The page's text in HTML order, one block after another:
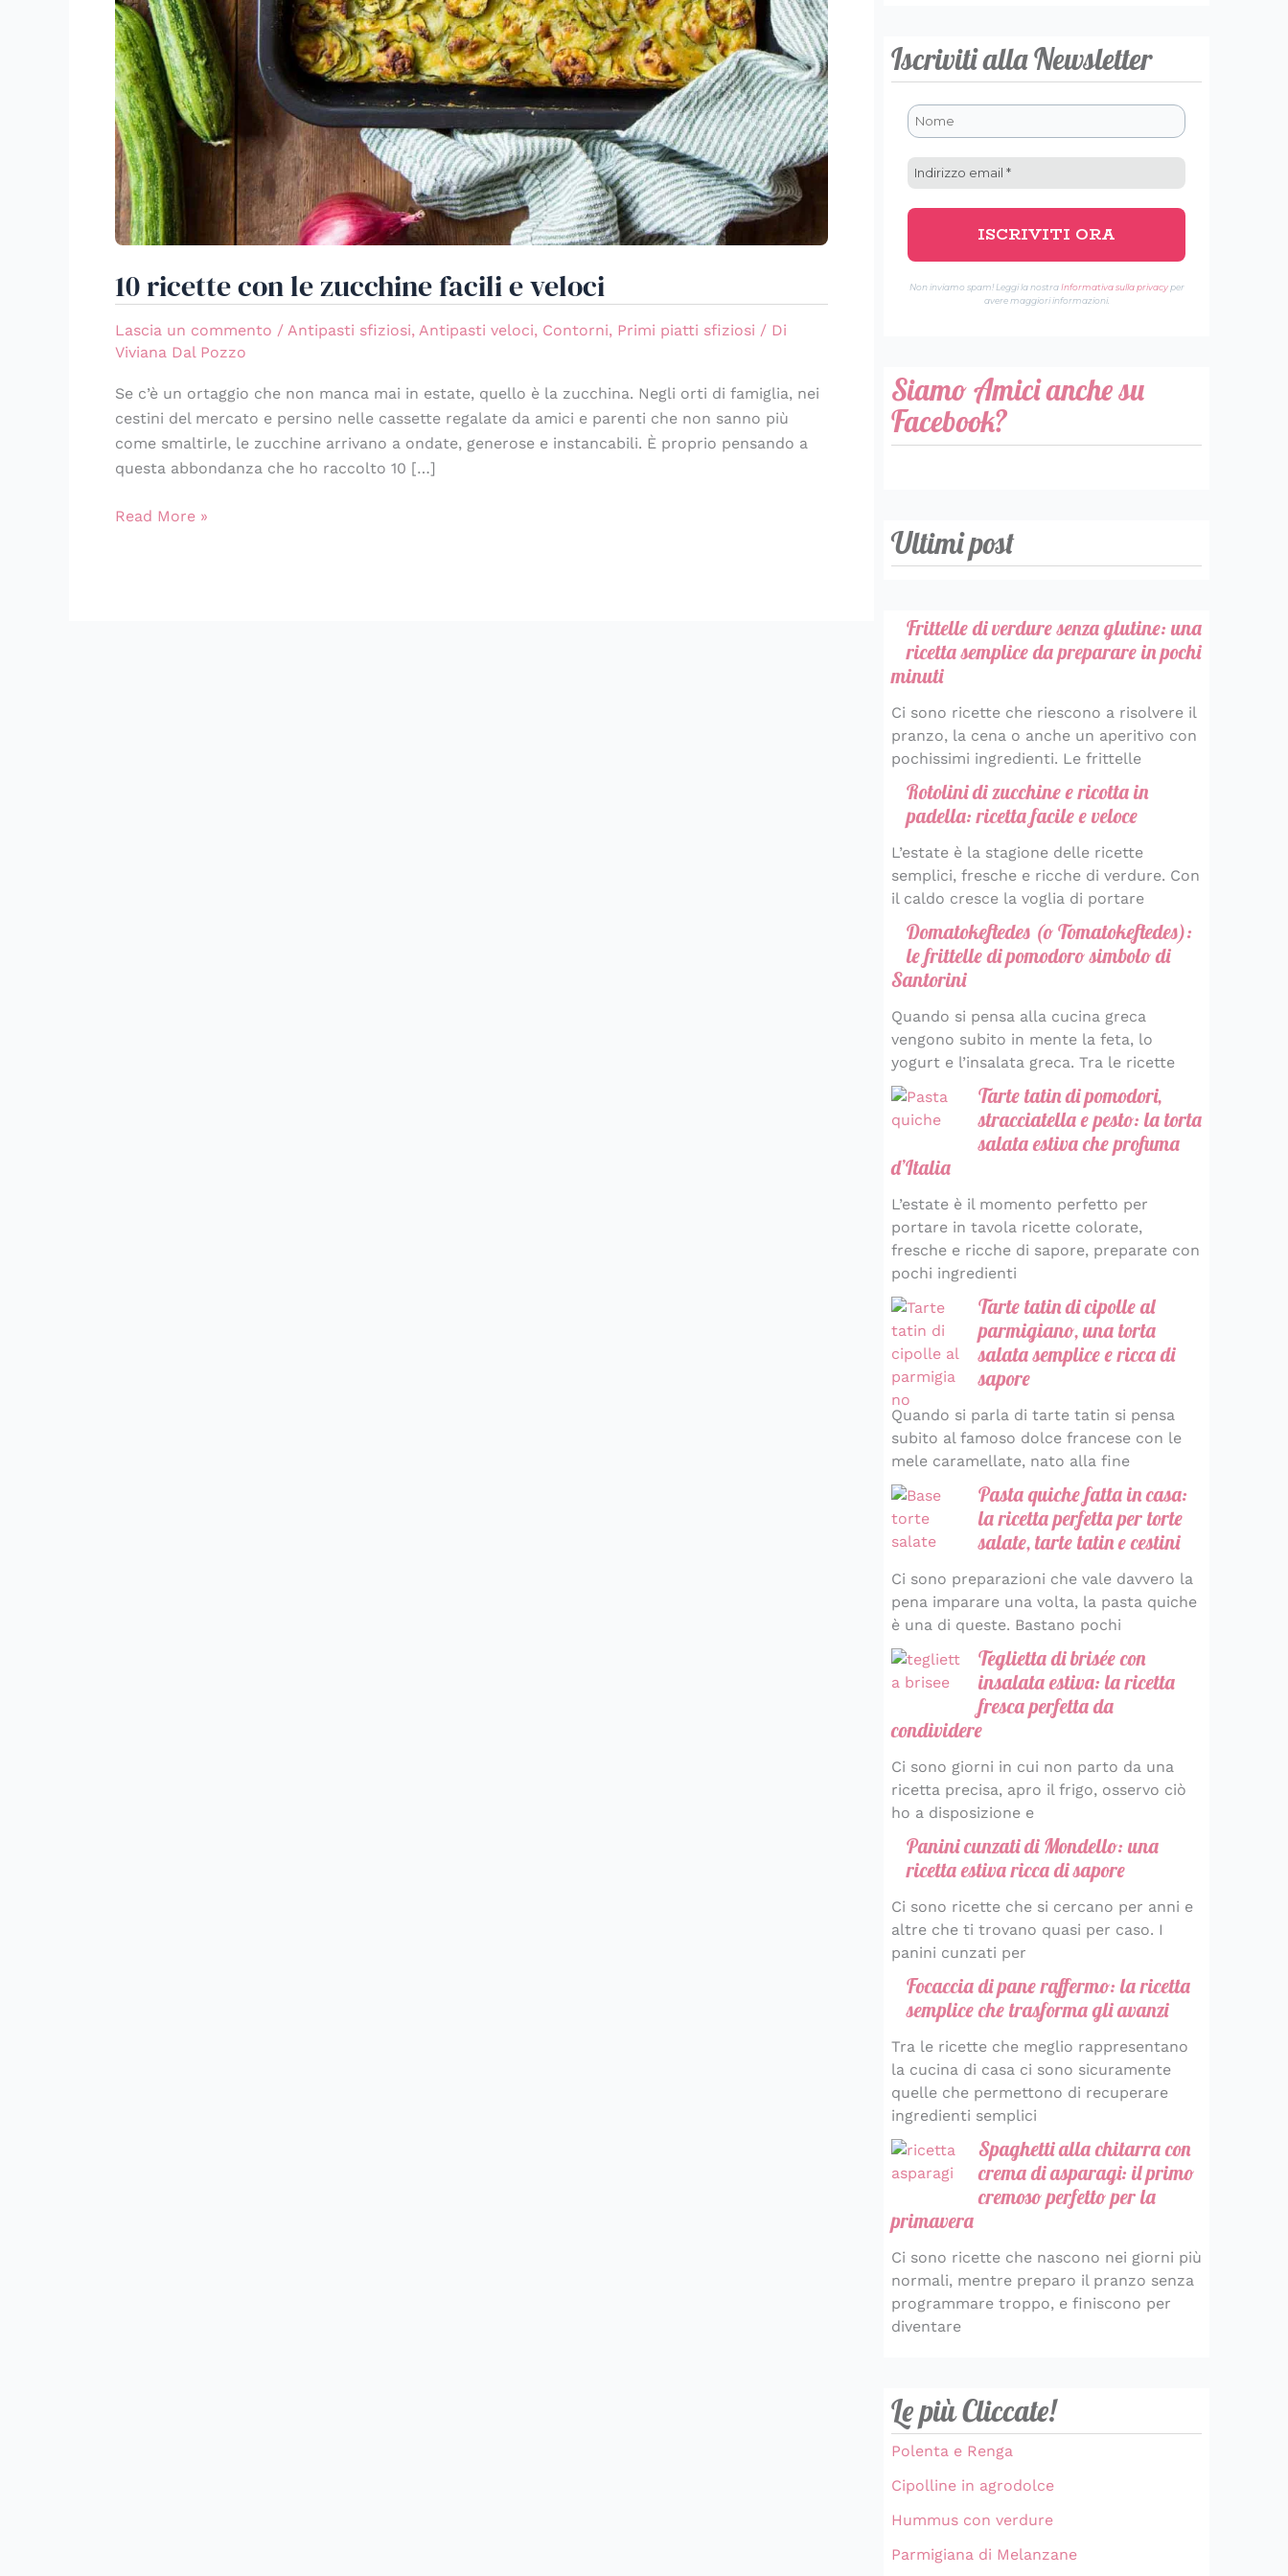
10 ricette con le zucchine facili e veloci
Lascia un commento / Antipasti sfiziosi, Antipasti veloci, Contorni, Primi piatti sfiziosi / Di
Viviana Dal Pozzo
Se c’è un ortaggio che non manca mai in estate, quello è la zucchina. Negli orti di famiglia, nei
cestini del mercato e persino nelle cassette regalate da amici e parenti che non sanno più
come smaltirle, le zucchine arrivano a ondate, generose e instancabili. È proprio pensando a
questa abbondanza che ho raccolto 10 […]
Read More »
Iscriviti alla Newsletter
Non inviamo spam! Leggi la nostraInformativa sulla privacyper
avere maggiori informazioni.
Siamo Amici anche su
Facebook?
Ultimi post
Frittelle di verdure senza glutine: una
ricetta semplice da preparare in pochi
minuti
Ci sono ricette che riescono a risolvere il
pranzo, la cena o anche un aperitivo con
pochissimi ingredienti. Le frittelle
Rotolini di zucchine e ricotta in
padella: ricetta facile e veloce
L’estate è la stagione delle ricette
semplici, fresche e ricche di verdure. Con
il caldo cresce la voglia di portare
Domatokeftedes (o Tomatokeftedes):
le frittelle di pomodoro simbolo di
Santorini
Quando si pensa alla cucina greca
vengono subito in mente la feta, lo
yogurt e l’insalata greca. Tra le ricette
Tarte tatin di pomodori,
stracciatella e pesto: la torta
salata estiva che profuma
d’Italia
L’estate è il momento perfetto per
portare in tavola ricette colorate,
fresche e ricche di sapore, preparate con
pochi ingredienti
Tarte tatin di cipolle al
parmigiano, una torta
salata semplice e ricca di
sapore
Quando si parla di tarte tatin si pensa
subito al famoso dolce francese con le
mele caramellate, nato alla fine
Pasta quiche fatta in casa:
la ricetta perfetta per torte
salate, tarte tatin e cestini
Ci sono preparazioni che vale davvero la
pena imparare una volta, la pasta quiche
è una di queste. Bastano pochi
Teglietta di brisée con
insalata estiva: la ricetta
fresca perfetta da
condividere
Ci sono giorni in cui non parto da una
ricetta precisa, apro il frigo, osservo ciò
ho a disposizione e
Panini cunzati di Mondello: una
ricetta estiva ricca di sapore
Ci sono ricette che si cercano per anni e
altre che ti trovano quasi per caso. I
panini cunzati per
Focaccia di pane raffermo: la ricetta
semplice che trasforma gli avanzi
Tra le ricette che meglio rappresentano
la cucina di casa ci sono sicuramente
quelle che permettono di recuperare
ingredienti semplici
Spaghetti alla chitarra con
crema di asparagi: il primo
cremoso perfetto per la
primavera
Ci sono ricette che nascono nei giorni più
normali, mentre preparo il pranzo senza
programmare troppo, e finiscono per
diventare
Le più Cliccate!
Polenta e Renga
Cipolline in agrodolce
Hummus con verdure
Parmigiana di Melanzane